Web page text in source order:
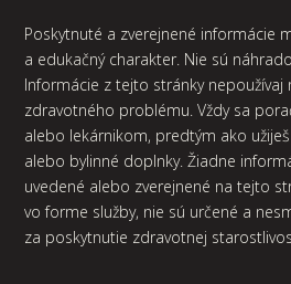
Poskytnuté a zverejnené informácie
a edukačný charakter. Nie sú
Informácie z tejto stránky nepoužívaj
zdravotného problému. Vždy sa
alebo lekárnikom, predtým ako užiješ
alebo bylinné doplnky. Žiadne
uvedené alebo zverejnené na tejto
vo forme služby, nie sú určené a
za poskytnutie zdravotnej